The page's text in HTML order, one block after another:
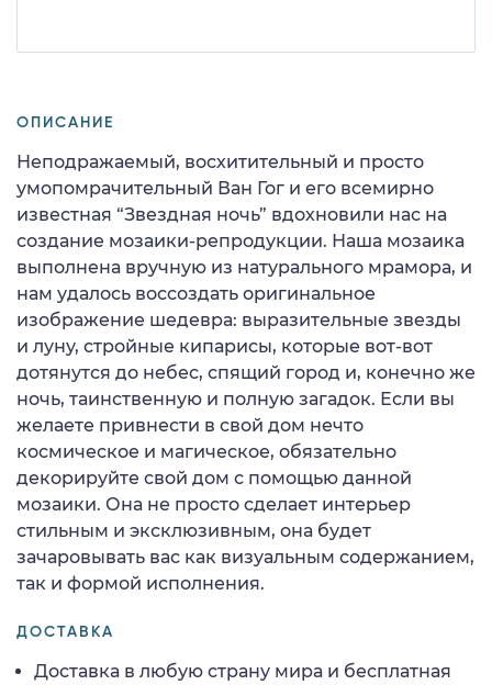
ОПИСАНИЕ
Неподражаемый, восхитительный и просто
умопомрачительный Ван Гог и его всемирно
известная “Звездная ночь” вдохновили нас на
создание мозаики-репродукции. Наша мозаика
выполнена вручную из натурального мрамора, и
нам удалось воссоздать оригинальное
изображение шедевра: выразительные звезды
и луну, стройные кипарисы, которые вот-вот
дотянутся до небес, спящий город и, конечно же
ночь, таинственную и полную загадок. Если вы
желаете привнести в свой дом нечто
космическое и магическое, обязательно
декорируйте свой дом с помощью данной
мозаики. Она не просто сделает интерьер
стильным и эксклюзивным, она будет
зачаровывать вас как визуальным содержанием,
так и формой исполнения.
ДОСТАВКА
Доставка в любую страну мира и бесплатная